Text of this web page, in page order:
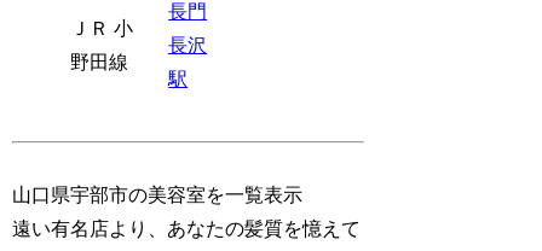
ＪＲ 小
野田線
長門
長沢
駅
山口県宇部市の美容室を一覧表示
遠い有名店より、あなたの髪質を憶えて